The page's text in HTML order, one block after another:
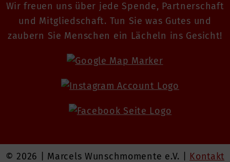
Wir freuen uns über jede Spende, Partnerschaft
und Mitgliedschaft. Tun Sie was Gutes und
zaubern Sie Menschen ein Lächeln ins Gesicht!
© 2026 | Marcels Wunschmomente e.V. | Kontakt